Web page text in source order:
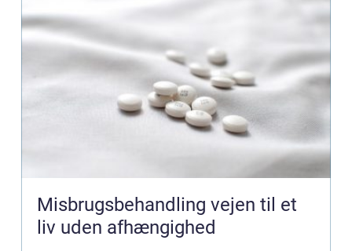
Misbrugsbehandling vejen til et
liv uden afhængighed